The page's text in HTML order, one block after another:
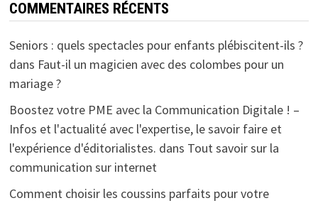
COMMENTAIRES RÉCENTS
Seniors : quels spectacles pour enfants plébiscitent-ils ?
dans Faut-il un magicien avec des colombes pour un
mariage ?
Boostez votre PME avec la Communication Digitale ! –
Infos et l'actualité avec l'expertise, le savoir faire et
l'expérience d'éditorialistes. dans Tout savoir sur la
communication sur internet
Comment choisir les coussins parfaits pour votre